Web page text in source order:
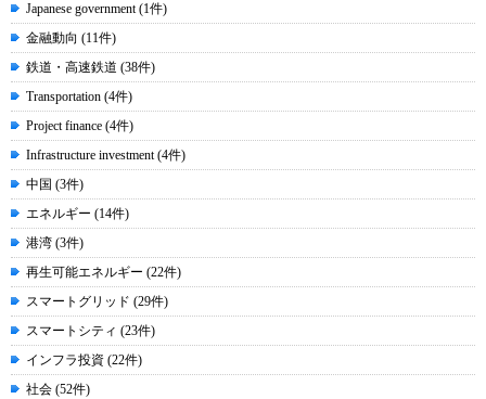
Japanese government (1件)
金融動向 (11件)
鉄道・高速鉄道 (38件)
Transportation (4件)
Project finance (4件)
Infrastructure investment (4件)
中国 (3件)
エネルギー (14件)
港湾 (3件)
再生可能エネルギー (22件)
スマートグリッド (29件)
スマートシティ (23件)
インフラ投資 (22件)
社会 (52件)